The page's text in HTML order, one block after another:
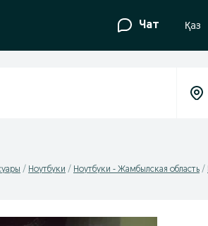
Чат Қаз
Ноутбуки Ноутбуки - Жамбылская область